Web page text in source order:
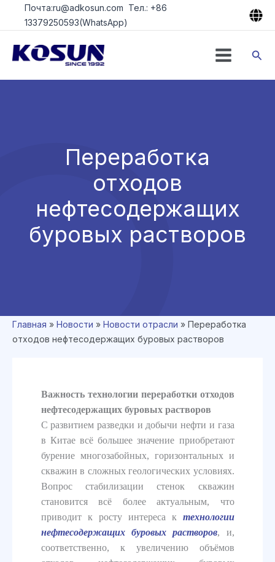
ПерейтиПочта:ru@adkosun.com Тел.: +86
13379250593(WhatsApp)
Переработка
отходов
нефтесодержащих
буровых растворов
Главная » Новости » Новости отрасли » Переработка
отходов нефтесодержащих буровых растворов
Важность технологии переработки отходов
нефтесодержащих буровых растворов
С развитием разведки и добычи нефти и газа
в Китае всё большее значение приобретают
бурение многозабойных, горизонтальных и
скважин в сложных геологических условиях.
Вопрос стабилизации стенок скважин
становится всё более актуальным, что
приводит к росту интереса к технологии
нефтесодержащих буровых растворов, и,
соответственно, к увеличению объёмов